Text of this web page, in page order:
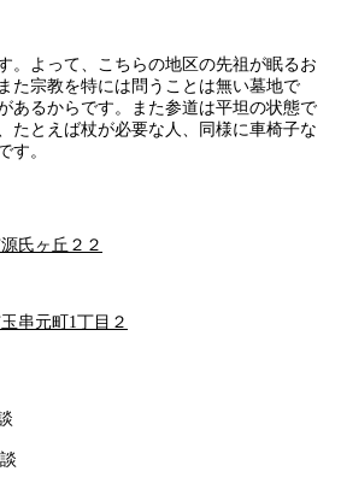
。よって、こちらの地区の先祖が眠るお
た宗教を特には問うことは無い墓地で
あるからです。また参道は平坦の状態で
たとえば杖が必要な人、同様に車椅子な
す。
氏ヶ丘２２
串元町1丁目２